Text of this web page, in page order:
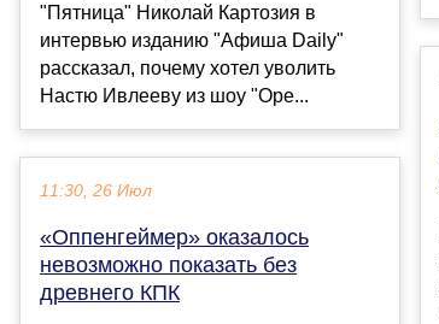
"Пятница" Николай Картозия в
интервью изданию "Афиша Daily"
рассказал, почему хотел уволить
Настю Ивлееву из шоу "Оре...
11:30, 26 Июл
«Оппенгеймер» оказалось
невозможно показать без
древнего КПК